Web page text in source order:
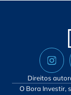
Direitos
O Bora Investir,